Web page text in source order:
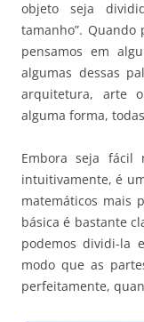
objeto seja
tamanho”. Quando
pensamos em
algumas dessas
arquitetura, arte
alguma forma,
Embora seja fácil
intuitivamente, é
matemáticos mais
básica é bastante
podemos dividi-la
modo que as
perfeitamente,